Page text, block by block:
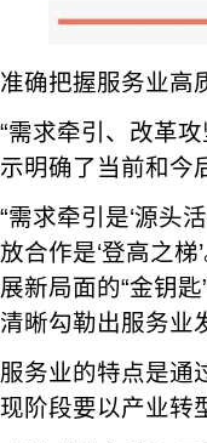
准确把握服务业高
“需求牵引、改革
示明确了当前和今
“需求牵引是‘源头
放合作是‘登高之
展新局面的“金钥
清晰勾勒出服务业
服务业的特点是通
现阶段要以产业转